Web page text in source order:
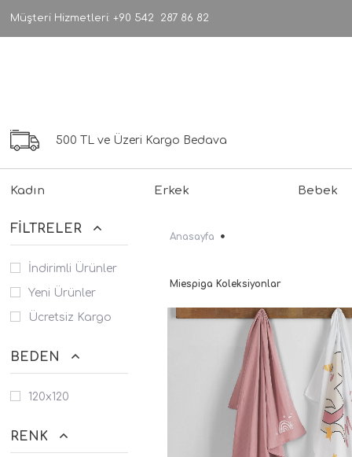
Müşteri Hizmetleri: +90 542 287 86 82
500 TL ve Üzeri Kargo Bedava
Kadın Erkek Bebek
FILTRELER
İndirimli Ürünler
Yeni Ürünler
Ücretsiz Kargo
BEDEN
120x120
RENK
Anasayfa
Miespiga Koleksiyonlar